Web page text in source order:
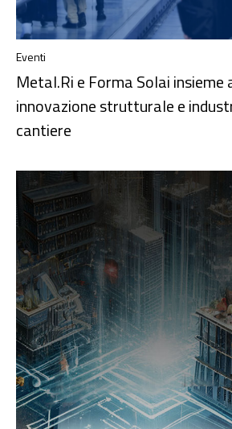
Eventi
Metal.Ri e Forma Solai insieme
innovazione strutturale e
cantiere